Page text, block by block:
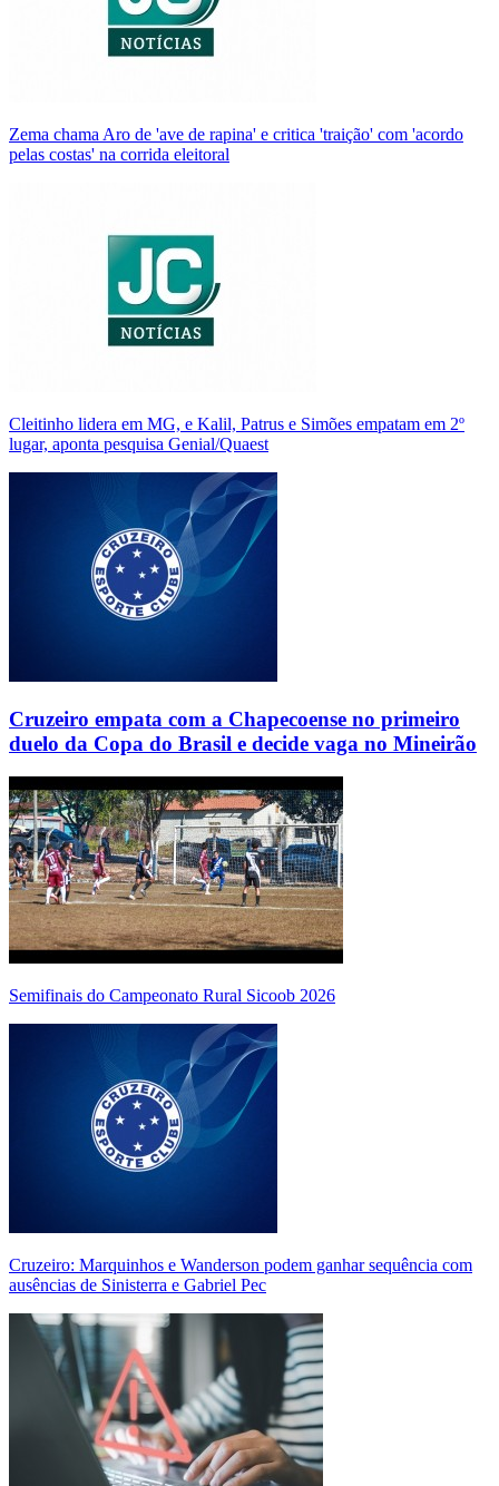
Zema chama Aro de 'ave de rapina' e critica 'traição' com 'acordo
pelas costas' na corrida eleitoral
Cleitinho lidera em MG, e Kalil, Patrus e Simões empatam em 2º
lugar, aponta pesquisa Genial/Quaest
Cruzeiro empata com a Chapecoense no primeiro
duelo da Copa do Brasil e decide vaga no Mineirão
Semifinais do Campeonato Rural Sicoob 2026
Cruzeiro: Marquinhos e Wanderson podem ganhar sequência com
ausências de Sinisterra e Gabriel Pec